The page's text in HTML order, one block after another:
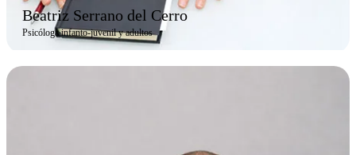
Beatriz Serrano del Cerro
Psicóloga infanto-juvenil y adultos